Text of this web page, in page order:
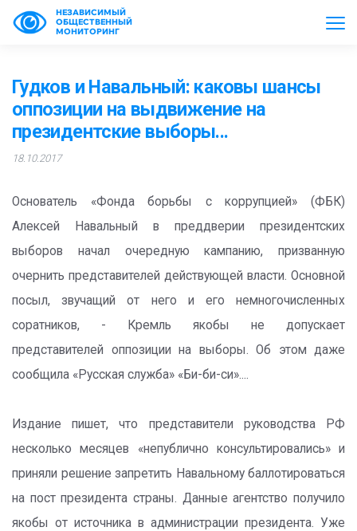
НЕЗАВИСИМЫЙ
ОБЩЕСТВЕННЫЙ
МОНИТОРИНГ
Гудков и Навальный: каковы шансы
оппозиции на выдвижение на
президентские выборы...
18.10.2017
Основатель «Фонда борьбы с коррупцией» (ФБК)
Алексей Навальный в преддверии президентских
выборов начал очередную кампанию, призванную
очернить представителей действующей власти. Основной
посыл, звучащий от него и его немногочисленных
соратников, - Кремль якобы не допускает
представителей оппозиции на выборы. Об этом даже
сообщила «Русская служба» «Би-би-си»....
Издание пишет, что представители руководства РФ
несколько месяцев «непублично консультировались» и
приняли решение запретить Навальному баллотироваться
на пост президента страны. Данные агентство получило
якобы от источника в администрации президента. Уже